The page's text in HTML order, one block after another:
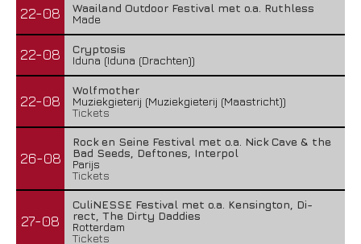
22-08
Waailand Outdoor Festival met o.a. Ruthless
Made
22-08
Cryptosis
Iduna (Iduna (Drachten))
22-08
Wolfmother
Muziekgieterij (Muziekgieterij (Maastricht))
Tickets
26-08
Rock en Seine Festival met o.a. Nick Cave & the
Bad Seeds, Deftones, Interpol
Parijs
Tickets
27-08
CuliNESSE Festival met o.a. Kensington, Di-
rect, The Dirty Daddies
Rotterdam
Tickets